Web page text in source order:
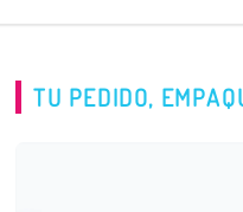
TU PEDIDO,